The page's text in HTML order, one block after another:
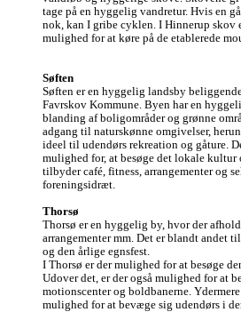
tage på en hyggelig vandretur. Hvis en
nok, kan I gribe cyklen. I Hinnerup skov
mulighed for at køre på de etablerede
Søften
Søften er en hyggelig landsby
Favrskov Kommune. Byen har en
blanding af boligområder og grønne
adgang til naturskønne omgivelser,
ideel til udendørs rekreation og gåture.
mulighed for, at besøge det lokale kultur
tilbyder café, fitness, arrangementer og
foreningsidræt.
Thorsø
Thorsø er en hyggelig by, hvor der
arrangementer mm. Det er blandt andet
og den årlige egnsfest.
I Thorsø er der mulighed for at besøge
Udover det, er der også mulighed for at
motionscenter og boldbanerne.
mulighed for at bevæge sig udendørs i